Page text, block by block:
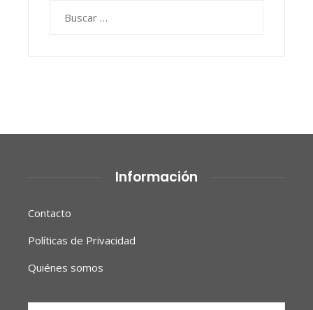
Información
Contacto
Políticas de Privacidad
Quiénes somos